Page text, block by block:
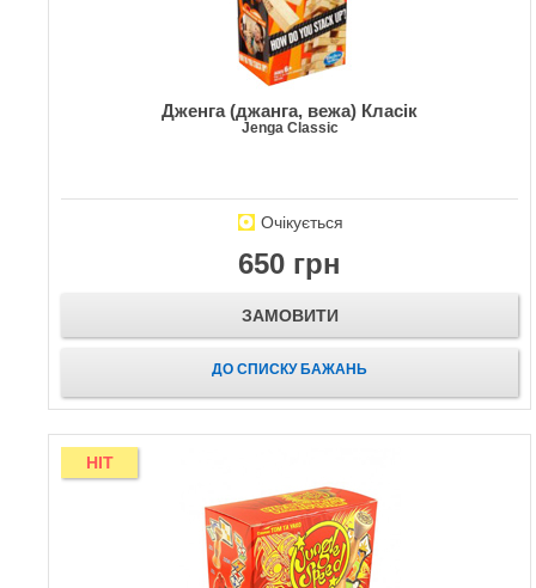
Дженга (джанга, вежа) Класік
Jenga Classic
Очікується
650 грн
ЗАМОВИТИ
ДО СПИСКУ БАЖАНЬ
HIT